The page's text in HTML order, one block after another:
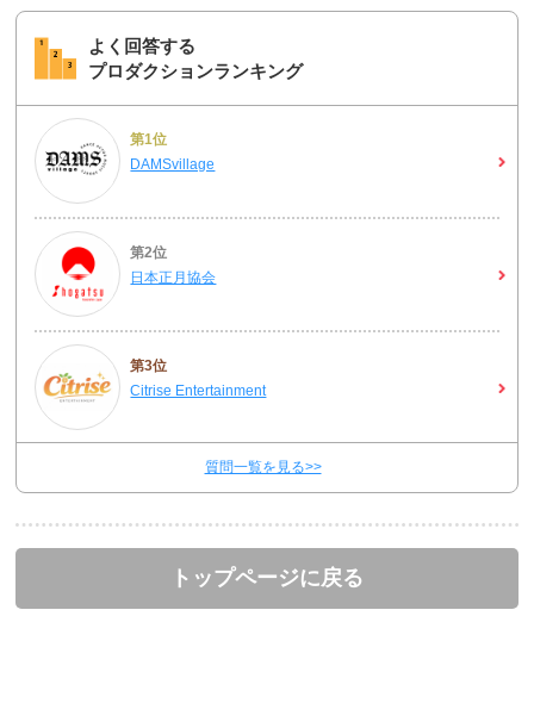
よく回答する
プロダクションランキング
第1位
DAMSvillage
第2位
日本正月協会
第3位
Citrise Entertainment
質問一覧を見る>>
トップページに戻る